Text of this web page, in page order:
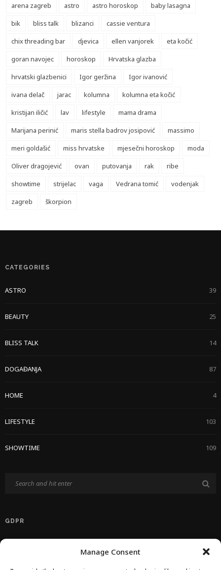
Manage Consent
arena zagreb astro astro horoskop
baby lasagna
bik
bliss talk blizanci
cassie ventura
chix threading bar
djevica ellen vanjorek
eta kočić
goran navojec
horoskop
Hrvatska glazba
hrvatski glazbenici
Igor geržina
Igor ivanović
ivana delač
jarac kolumna
kolumna eta kočić
kristijan iličić
lav lifestyle
mama drama
Marijana perinić
maris stella badrov josipović
massimo
meri goldašić
miss hrvatske mjesečni horoskop
moda
Oliver dragojević
ovan putovanja rak
ribe
showtime
strijelac vaga Vedrana tomić
vodenjak
zagreb
škorpion
CATEGORIES
ASTRO 39
BEAUTY 25
BLISS TALK 14
DOGAĐANJA 87
HOME 4
LIFESTYLE 103
SHOWTIME 109
GDPR